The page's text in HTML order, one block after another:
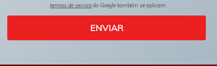
termos de serviço do Google também se aplicam.
ENVIAR